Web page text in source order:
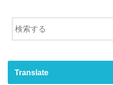
Translate